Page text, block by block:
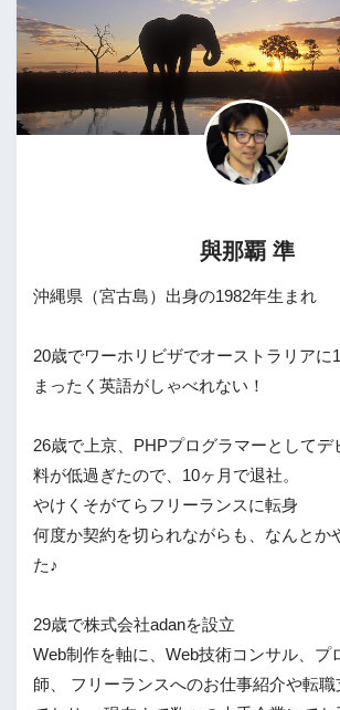
與那覇 準
沖縄県（宮古島）出身の1982年生まれ
20歳でワーホリビザでオーストラリアに
まったく英語がしゃべれない！
26歳で上京、PHPプログラマーとしてデ
料が低過ぎたので、10ヶ月で退社。
やけくそがてらフリーランスに転身
何度か契約を切られながらも、なんとか
た♪
29歳で株式会社adanを設立
Web制作を軸に、Web技術コンサル、プ
師、 フリーランスへのお仕事紹介や転職